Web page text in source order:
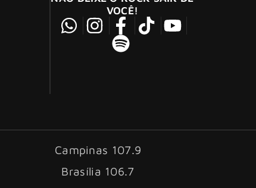
VOCÊ!
Campinas 107.9
Brasília 106.7